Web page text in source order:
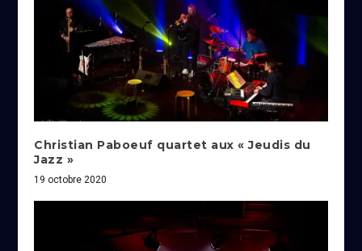
Christian Paboeuf quartet aux « Jeudis du
Jazz »
19 octobre 2020